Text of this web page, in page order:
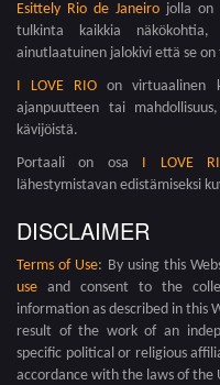
Esittely Rio de Janeiro jolla on
tulkinta kaikkia
ainutlaatuinen jalokivi että se on
I LOVE RIO on virtuaalinen
ajanpuutteen tai
kävijöistä.
Portaali on osa I LOVE
lähestymistavan edistämiseksi
DISCLAIMER
Terms of Use: By using this
use and consent to the
information as described in this
result of the work of an
specific political or religious
accordance with the laws of the